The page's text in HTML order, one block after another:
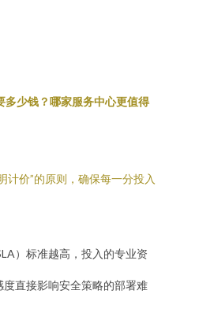
多少钱？哪家服务中心更值得
价”的原则，确保每一分投入
）标准越高，投入的专业资
直接影响安全策略的部署难